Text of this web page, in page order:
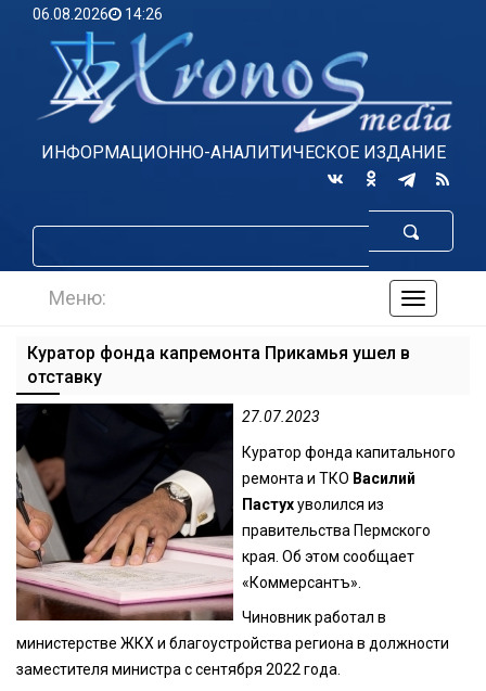
06.08.2026 14:26
ИНФОРМАЦИОННО-АНАЛИТИЧЕСКОЕ ИЗДАНИЕ
по
Меню:
Куратор фонда капремонта Прикамья ушел в
отставку
27.07.2023
Куратор фонда капитального
ремонта и ТКО Василий
Пастухуволился из
правительства Пермского
края. Об этом сообщает
«Коммерсантъ».
Чиновник работал в
министерстве ЖКХ и благоустройства региона в должности
заместителя министра с сентября 2022 года.